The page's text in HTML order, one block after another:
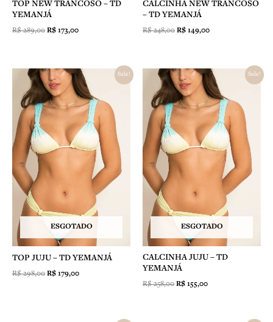
TOP NEW TRANCOSO – TD
YEMANJÁ
R$289,00 R$ 173,00
CALCINHA NEW TRANCOSO
– TD YEMANJÁ
R$248,00 R$ 149,00
Sale!
ESGOTADO
TOP JUJU – TD YEMANJÁ
R$298,00
O
preço
original
era:
R$ 298,00.
R$ 179,00
O
preço
atual
é:
R$ 179,00.
Sale!
ESGOTADO
CALCINHA JUJU – TD
YEMANJÁ
R$258,00
O
preço
original
era:
R$ 258,00.
R$ 155,00
O
preço
atual
é:
R$ 155,00.